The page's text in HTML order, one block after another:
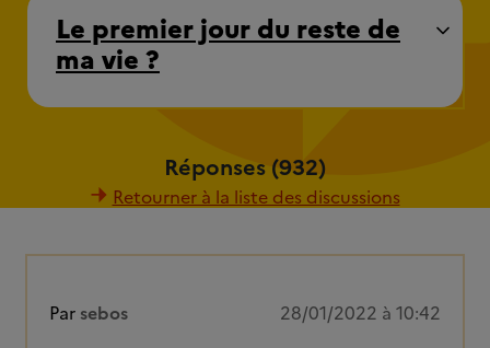
Le premier jour du reste de
ma vie ?
Réponses (932)
Retourner à la liste des discussions
Par sebos 28/01/2022 à 10:42